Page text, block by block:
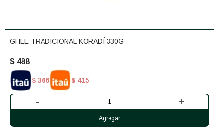
GHEE TRADICIONAL KORADÍ 330G
$ 488
$ 366 $ 415
- +